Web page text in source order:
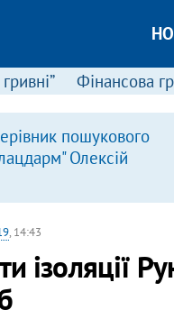
Фінансова
пошукового
Олексій
, 14:43
ізоляції